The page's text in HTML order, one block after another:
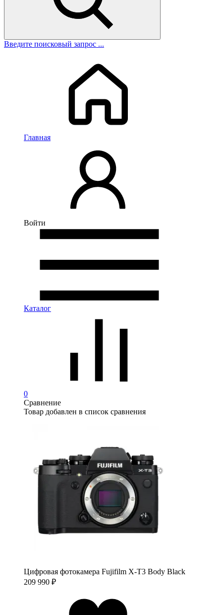
Введите поисковый запрос ...
Главная
Войти
Каталог
0
Сравнение
Товар добавлен в список сравнения
Цифровая фотокамера Fujifilm X-T3 Body Black
209 990 ₽